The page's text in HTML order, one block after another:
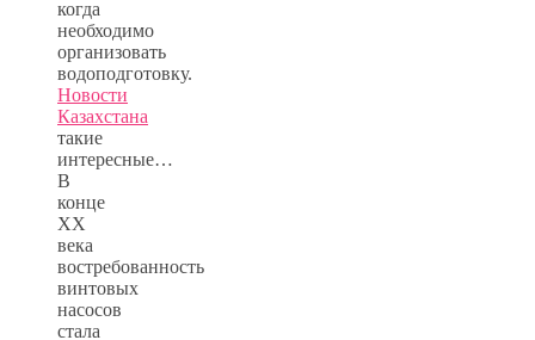
когда
необходимо
организовать
водоподготовку.
Новости
Казахстана
такие
интересные…
В
конце
XX
века
востребованность
винтовых
насосов
стала